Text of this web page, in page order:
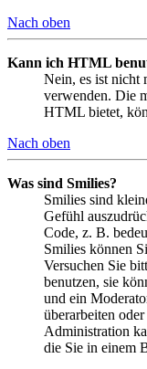
Nach oben
Kann ich HTML
Nein, es ist nicht
verwenden. Die
HTML bietet,
Nach oben
Was sind Smilies?
Smilies sind
Gefühl
Code, z. B.
Smilies können
Versuchen Sie
benutzen, sie
und ein
überarbeiten
Administration
die Sie in einem